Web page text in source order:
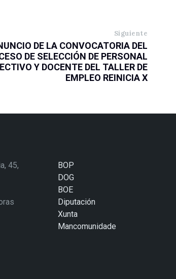
Siguiente
DE LA CONVOCATORIA DEL
DE SELECCIÓN DE PERSONAL
Y DOCENTE DEL TALLER DE
EMPLEO REINICIA X
45,
BOP
DOG
BOE
Diputación
Xunta
Mancomunidade